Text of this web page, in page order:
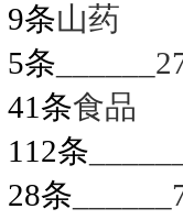
9条山药
5条
41条食品
112条
28条